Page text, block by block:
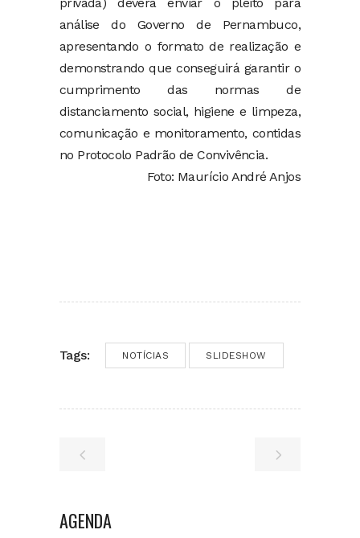
análise do Governo de Pernambuco,
apresentando o formato de realização e
demonstrando que conseguirá garantir o
cumprimento das normas de
distanciamento social, higiene e limpeza,
comunicação e monitoramento, contidas
no Protocolo Padrão de Convivência.
Foto: Maurício André Anjos
Tags: NOTÍCIAS SLIDESHOW
AGENDA